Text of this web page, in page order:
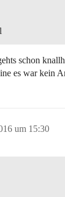
schon
es war kein
um 15:30